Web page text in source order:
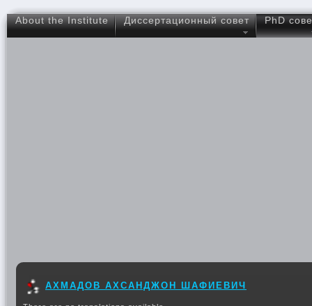
About the Institute Диссертационный совет PhD
АХМАДОВ АХСАНДЖОН ШАФИЕВИЧ